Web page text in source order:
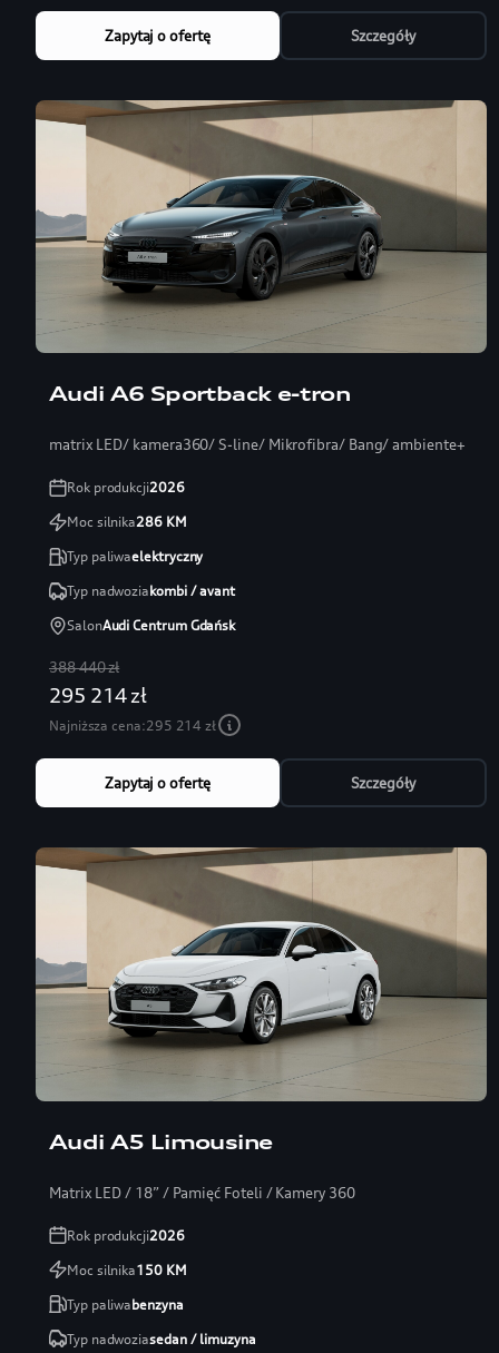
Zapytaj o ofertę Szczegóły
Audi A6 Sportback e-tron
matrix LED/ kamera360/ S-line/ Mikrofibra/ Bang/ ambiente+
Rok produkcji2026
Moc silnika286KM
Typ paliwaelektryczny
Typ nadwoziakombi / avant
SalonAudi Centrum Gdańsk
388 440 zł
295 214 zł
Najniższa cena:295 214 zł
Zapytaj o ofertę Szczegóły
Audi A5 Limousine
Matrix LED / 18” / Pamięć Foteli / Kamery 360
Rok produkcji2026
Moc silnika150KM
Typ paliwabenzyna
Typ nadwoziasedan / limuzyna